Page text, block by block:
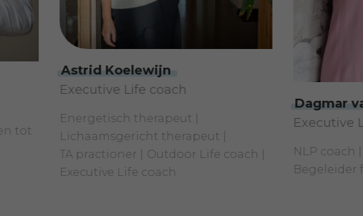
Astrid Koelewijn
Executive Life coach
Energetisch therapeut
Lichaamsgericht therapeut
TA practioner Outdoor Life coach
Executive Life coach
Dagmar van Pelt
Executive Life coach
NLP coach
Begeleider familie-